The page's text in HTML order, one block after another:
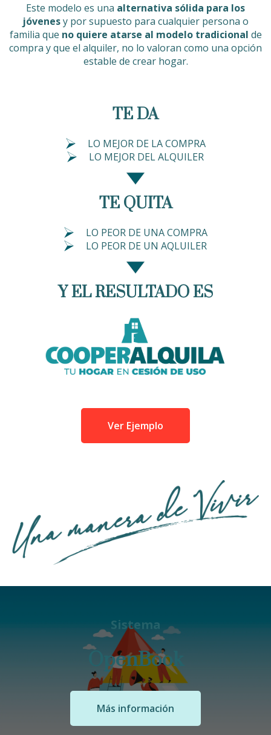
Este modelo es una alternativa sólida para los
jóvenesy por supuesto para cualquier persona o
familia que no quiere atarse al modelo tradicional de
compra y que el alquiler, no lo valoran como una opción
estable de crear hogar.
TE DA
LO MEJOR DE LA COMPRA
LO MEJOR DEL ALQUILER
TE QUITA
LO PEOR DE UNA COMPRA
LO PEOR DE UN AQLUILER
Y EL RESULTADO ES
Ver Ejemplo
Sistema
OpenBook
Más información